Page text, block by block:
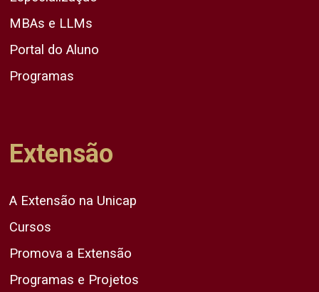
MBAs e LLMs
Portal do Aluno
Programas
Extensão
A Extensão na Unicap
Cursos
Promova a Extensão
Programas e Projetos